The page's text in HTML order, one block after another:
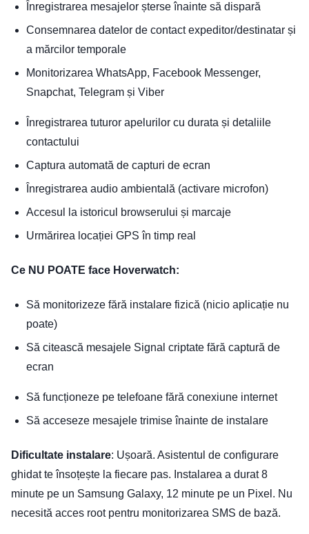
Înregistrarea mesajelor șterse înainte să dispară
Consemnarea datelor de contact expeditor/destinatar și
a mărcilor temporale
Monitorizarea WhatsApp, Facebook Messenger,
Snapchat, Telegram și Viber
Înregistrarea tuturor apelurilor cu durata și detaliile
contactului
Captura automată de capturi de ecran
Înregistrarea audio ambientală (activare microfon)
Accesul la istoricul browserului și marcaje
Urmărirea locației GPS în timp real
Ce NU POATE face Hoverwatch:
Să monitorizeze fără instalare fizică (nicio aplicație nu
poate)
Să citească mesajele Signal criptate fără captură de
ecran
Să funcționeze pe telefoane fără conexiune internet
Să acceseze mesajele trimise înainte de instalare
Dificultate instalare: Ușoară. Asistentul de configurare
ghidat te însoțește la fiecare pas. Instalarea a durat 8
minute pe un Samsung Galaxy, 12 minute pe un Pixel. Nu
necesită acces root pentru monitorizarea SMS de bază.